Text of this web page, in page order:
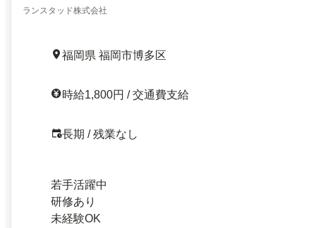
ランスタッド株式会社
福岡県 福岡市博多区
時給1,800円 / 交通費支給
長期 / 残業なし
若手活躍中
研修あり
未経験OK